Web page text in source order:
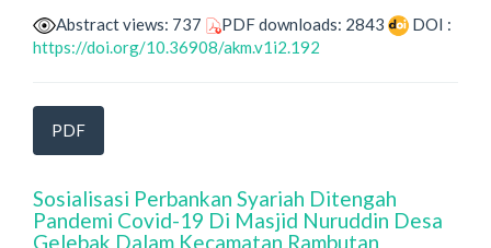
Abstract views: 737
PDF downloads: 2843
DOI :
https://doi.org/10.36908/akm.v1i2.192
PDF
Sosialisasi Perbankan Syariah Ditengah
Pandemi Covid-19 Di Masjid Nuruddin Desa
Gelebak Dalam Kecamatan Rambutan